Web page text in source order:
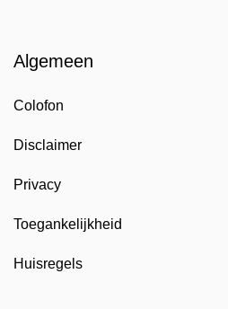
Algemeen
Colofon
Disclaimer
Privacy
Toegankelijkheid
Huisregels